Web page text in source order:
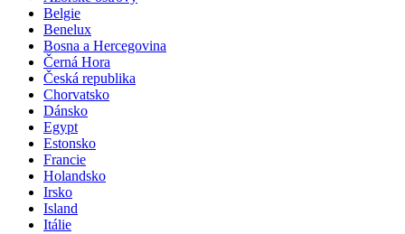
Belgie
Benelux
Bosna a Hercegovina
Černá Hora
Česká republika
Chorvatsko
Dánsko
Egypt
Estonsko
Francie
Holandsko
Irsko
Island
Itálie